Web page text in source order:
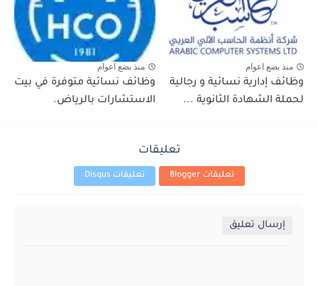
منذ بضع اعوام
وظائف إدارية نسائية و رجالية
لحملة الشهادة الثانوية ...
منذ بضع اعوام
وظائف نسائية متوفرة في بيت
الاستشارات بالرياض.
تعليقات
تعليقات Blogger تعليقات Disqus
إرسال تعليق